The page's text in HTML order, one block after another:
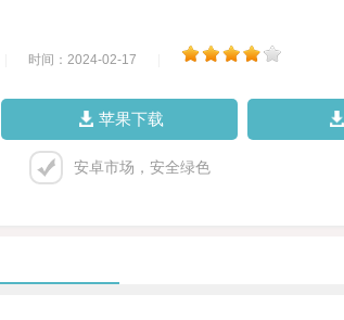
时间：2024-02-17
苹果下载
安卓市场，安全绿色